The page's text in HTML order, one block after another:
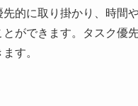
的に取り掛かり、時間
ができます。タスク優
す。